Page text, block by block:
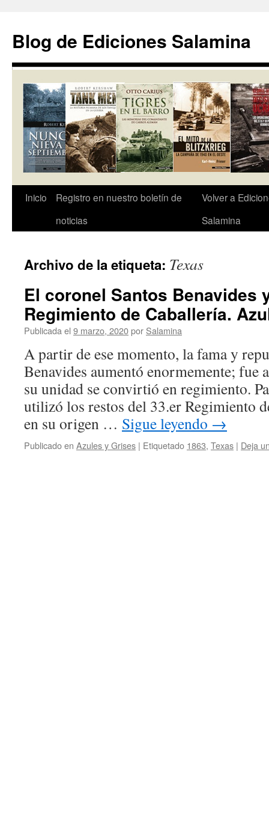
contenido
Blog de Ediciones Salamina
Inicio
Registro en nuestro boletín de
noticias
Volver a
Salamina
Archivo de la etiqueta: Texas
El coronel Santos Benavides
Regimiento de Caballería.
Publicada el 9 marzo, 2020por Salamina
A partir de ese momento, la fama y
Benavides aumentó enormemente; fue
su unidad se convirtió en regimiento.
utilizó los restos del 33.er Regimiento
en su origen … Sigue leyendo →
Publicado en Azules y Grises | Etiquetado 1863, Texas | Deja